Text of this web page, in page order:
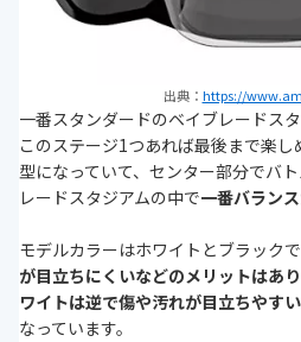
出典： https://
一番スタンダードのベイブレードス
このステージ1つあれば最後まで楽
型になっていて、センター部分でバト
レードスタジアムの中で一番バラン
モデルカラーはホワイトとブラックで
が目立ちにくいなどのメリットはあ
ワイトは逆で傷や汚れが目立ちやす
なっています。